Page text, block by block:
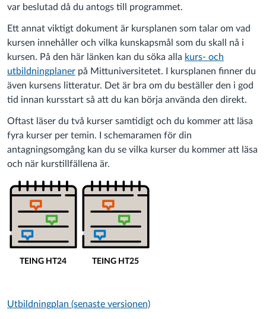
var beslutad då du antogs till programmet.
Ett annat viktigt dokument är kursplanen som talar om vad
kursen innehåller och vilka kunskapsmål som du skall nå i
kursen. På den här länken kan du söka alla kurs- och
utbildningplaner på Mittuniversitetet. I kursplanen finner du
även kursens litteratur. Det är bra om du beställer den i god
tid innan kursstart så att du kan börja använda den direkt.
Oftast läser du två kurser samtidigt och du kommer att läsa
fyra kurser per temin. I schemaramen för din
antagningsomgång kan du se vilka kurser du kommer att läsa
och när kurstillfällena är.
Utbildningplan (senaste versionen)